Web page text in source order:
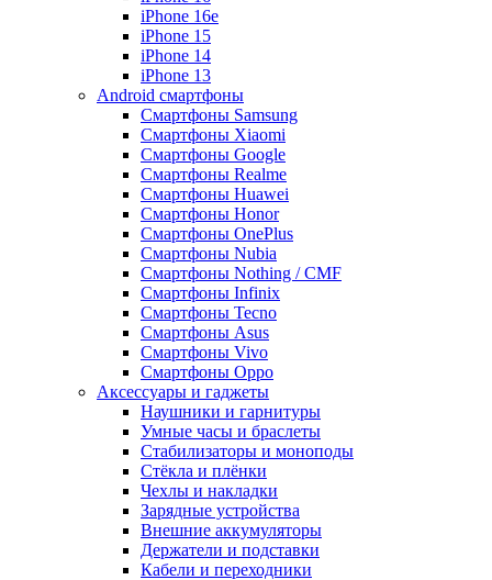
iPhone 16e
iPhone 15
iPhone 14
iPhone 13
Android cмартфоны
Смартфоны Samsung
Смартфоны Xiaomi
Смартфоны Google
Смартфоны Realme
Смартфоны Huawei
Смартфоны Honor
Смартфоны OnePlus
Смартфоны Nubia
Смартфоны Nothing / CMF
Смартфоны Infinix
Смартфоны Tecno
Смартфоны Asus
Смартфоны Vivo
Смартфоны Oppo
Аксессуары и гаджеты
Наушники и гарнитуры
Умные часы и браслеты
Стабилизаторы и моноподы
Стёкла и плёнки
Чехлы и накладки
Зарядные устройства
Внешние аккумуляторы
Держатели и подставки
Кабели и переходники